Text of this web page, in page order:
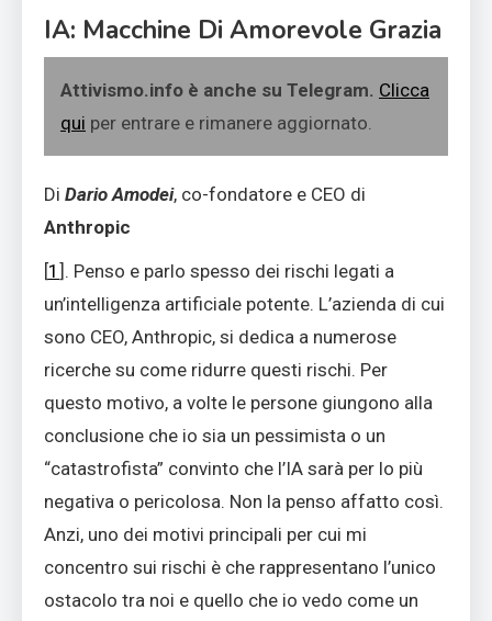
IA: Macchine Di Amorevole Grazia
Attivismo.info è anche su Telegram. Clicca
qui per entrare e rimanere aggiornato.
Di Dario Amodei, co-fondatore e CEO di
Anthropic
[1 ]. Penso e parlo spesso dei rischi legati a
un’intelligenza artificiale potente. L’azienda di cui
sono CEO, Anthropic, si dedica a numerose
ricerche su come ridurre questi rischi. Per
questo motivo, a volte le persone giungono alla
conclusione che io sia un pessimista o un
“catastrofista” convinto che l’IA sarà per lo più
negativa o pericolosa. Non la penso affatto così.
Anzi, uno dei motivi principali per cui mi
concentro sui rischi è che rappresentano l’unico
ostacolo tra noi e quello che io vedo come un